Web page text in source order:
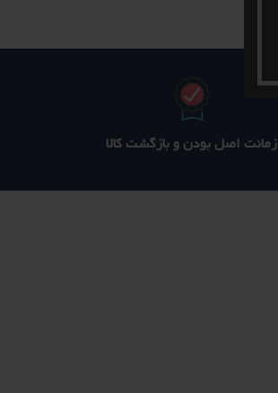
زمانت اصل بودن و بازگشت کالا